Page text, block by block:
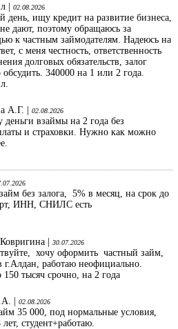
| 02.08.2026
день, ищу кредит на развитие бизнеса,
дают, поэтому обращаюсь за
к частным займодателям. Надеюсь на
с меня честность, ответственность
долговых обязательств, залог
340000 на 1 или 2 года.
А.Г. | 02.08.2026
деньги взаймы на 2 года без
и страховки. Нужно как можно
без залога, 5% в месяц, на срок до
ИНН, СНИЛС есть
| 30.07.2026
хочу оформить частный займ,
г.Алдан, работаю неофициально.
тысяч срочно, на 2 года
| 02.08.2026
35 000, под нормальные условия,
студент+работаю.